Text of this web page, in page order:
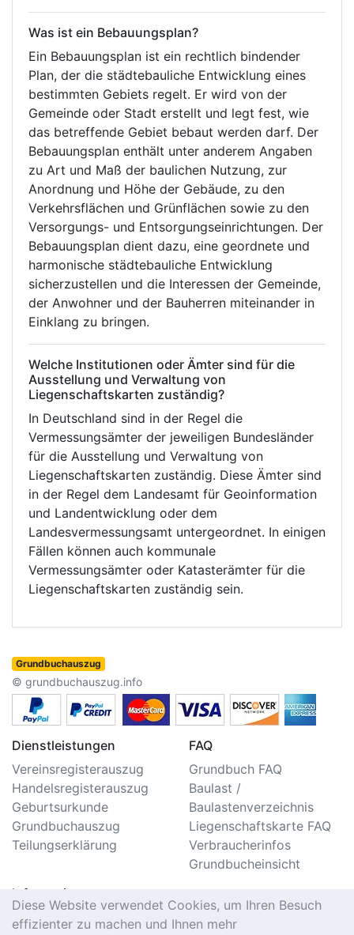
Was ist ein Bebauungsplan?
Ein Bebauungsplan ist ein rechtlich bindender
Plan, der die städtebauliche Entwicklung eines
bestimmten Gebiets regelt. Er wird von der
Gemeinde oder Stadt erstellt und legt fest, wie
das betreffende Gebiet bebaut werden darf. Der
Bebauungsplan enthält unter anderem Angaben
zu Art und Maß der baulichen Nutzung, zur
Anordnung und Höhe der Gebäude, zu den
Verkehrsflächen und Grünflächen sowie zu den
Versorgungs- und Entsorgungseinrichtungen. Der
Bebauungsplan dient dazu, eine geordnete und
harmonische städtebauliche Entwicklung
sicherzustellen und die Interessen der Gemeinde,
der Anwohner und der Bauherren miteinander in
Einklang zu bringen.
Welche Institutionen oder Ämter sind für die
Ausstellung und Verwaltung von
Liegenschaftskarten zuständig?
In Deutschland sind in der Regel die
Vermessungsämter der jeweiligen Bundesländer
für die Ausstellung und Verwaltung von
Liegenschaftskarten zuständig. Diese Ämter sind
in der Regel dem Landesamt für Geoinformation
und Landentwicklung oder dem
Landesvermessungsamt untergeordnet. In einigen
Fällen können auch kommunale
Vermessungsämter oder Katasterämter für die
Liegenschaftskarten zuständig sein.
Grundbuchauszug
© grundbuchauszug.info
Dienstleistungen
Vereinsregisterauszug
Handelsregisterauszug
Geburtsurkunde
Grundbuchauszug
Teilungserklärung
FAQ
Grundbuch FAQ
Baulast /
Baulastenverzeichnis
Liegenschaftskarte FAQ
Verbraucherinfos
Grundbucheinsicht
Information
Impressum/Kontakt
Diese Website verwendet Cookies, um Ihren Besuch
effizienter zu machen und Ihnen mehr